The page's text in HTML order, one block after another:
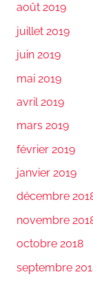
août 2019
juillet 2019
juin 2019
mai 2019
avril 2019
mars 2019
février 2019
janvier 2019
décembre
novembre
octobre 2018
septembre